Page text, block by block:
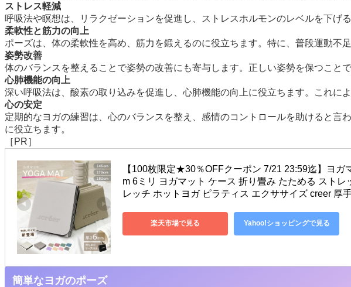
ストレス軽減
呼吸法や瞑想は、リラクゼーションを促進し、ストレスホルモンのレベルを下げ
柔軟性と筋力の向上
ポーズは、体の柔軟性を高め、筋力を鍛えるのに役立ちます。特に、普段運動不
姿勢改善
体のバランスを整えることで姿勢の改善にも寄与します。正しい姿勢を保つこと
心肺機能の向上
深い呼吸法は、酸素の取り込みを促進し、心肺機能の向上に役立ちます。これに
心の安定
定期的なヨガの練習は、心のバランスを整え、感情のコントロールを助けると
に役立ちます。
［PR］
【100枚限定★30％OFFクーポン 7/21 23:59迄】ヨガ
m 6ミリ ヨガマット ケース 折り畳み たためる ストレ
レッチ ホットヨガ ピラティス エクササイズ creer 厚
楽天市場で見る Yahoo!ショッピングで見る
簡単なヨガのポーズ